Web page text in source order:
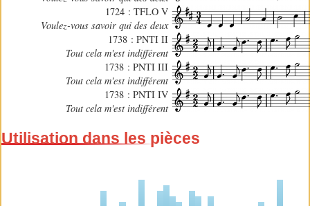
1724 : TFLO V
Voulez-vous savoir qui des deux
1738 : PNTI II
Tout cela m'est indifférent
1738 : PNTI III
Tout cela m'est indifférent
1738 : PNTI IV
Tout cela m'est indifférent
Utilisation dans les pièces